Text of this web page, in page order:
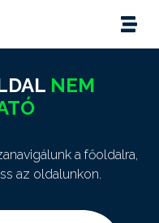
NEM
a főoldalra,
az oldalunkon.